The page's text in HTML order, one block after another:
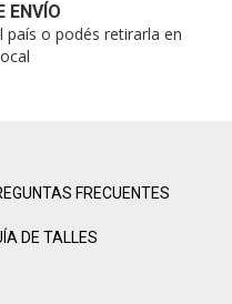
ENVÍO
o podés retirarla en
FRECUENTES
DE TALLES